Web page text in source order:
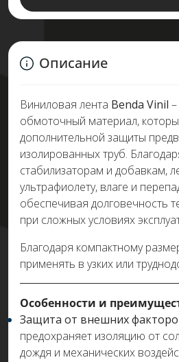
Описание
Виниловая лента Benda Vinil
обмоточный материал,
дополнительной защиты
изолированных труб.
стабилизаторам и добавкам,
ультрафиолету, влаге и
обеспечивая долговечность
при сложных условиях
Благодаря компактному
применять в узких или
Особенности и
Защита от внешних
предохраняет изоляцию от
дождя и механических